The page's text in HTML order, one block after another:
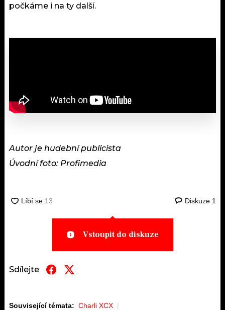
počkáme i na ty další.
Autor je hudební publicista
Úvodní foto: Profimedia
Diskuze 1
Vstoupit do diskuze
Sdílejte
Související témata: Charli XCX